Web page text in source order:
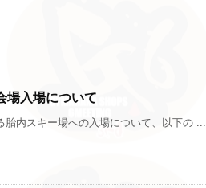
入場について
内スキー場への入場について、以下の ...